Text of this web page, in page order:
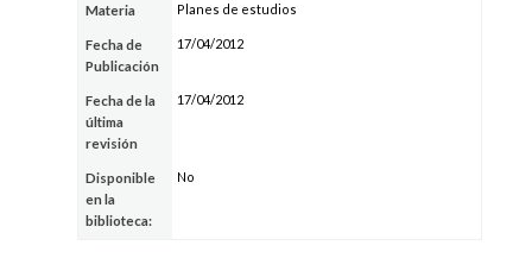
Materia Planes de estudios
Fecha de
Publicación
17/04/2012
Fecha de la
última
revisión
17/04/2012
Disponible
en la
biblioteca:
No